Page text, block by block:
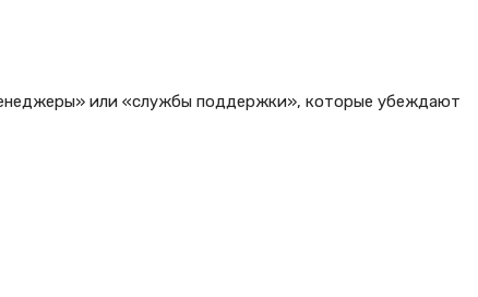
или «службы поддержки», которые убеждают